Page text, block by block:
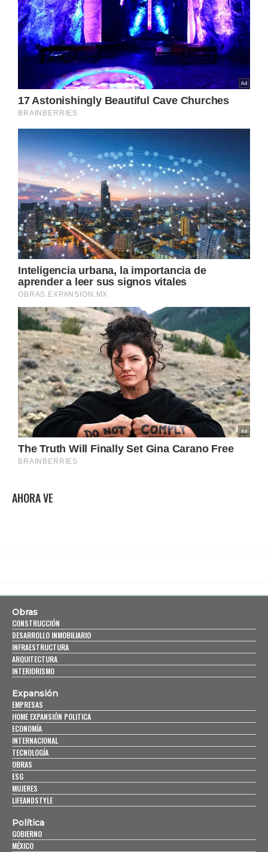
AHORA VE
Obras
CONSTRUCCIÓN
DESARROLLO INMOBILIARIO
INFRAESTRUCTURA
ARQUITECTURA
INTERIORISMO
Expansión
EMPRESAS
HOME EXPANSIÓN POLITICA
ECONOMÍA
INTERNACIONAL
TECNOLOGÍA
OBRAS
ESG
MUJERES
LIFEANDSTYLE
Política
GOBIERNO
MÉXICO